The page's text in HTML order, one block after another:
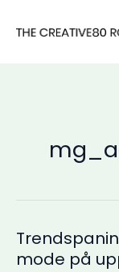
mode på
Trendspaning
2025